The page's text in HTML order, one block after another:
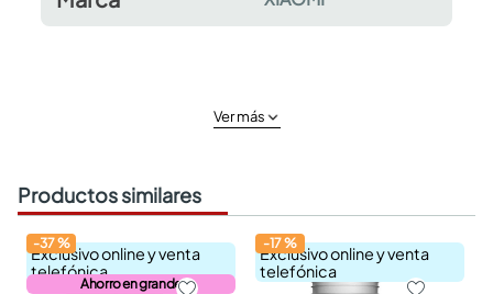
Ver más
Productos similares
Exclusivo online y venta
telefónica
Ahorro en grande
-37%
Exclusivo online y venta
telefónica
-17%